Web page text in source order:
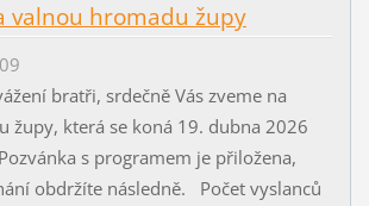
valnou hromadu župy
bratři, srdečně Vás zveme na
župy, která se koná 19. dubna 2026
s programem je přiložena,
obdržíte následně. Počet vyslanců